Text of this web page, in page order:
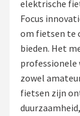
Fietsroutes
elektrische
Focus
om fietsen te
bieden. Het
zowel
fietsen zijn